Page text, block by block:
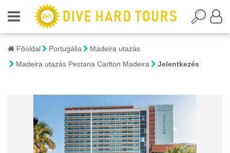
Főoldal Portugália
Madeira utazás
Madeira utazás Pestana Carlton Madeira
Jelentkezés